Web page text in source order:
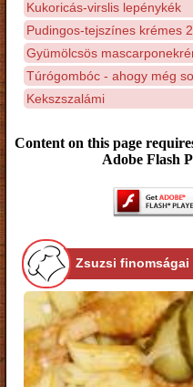
Kukoricás-virslis lepénykék
Pudingos-tejszínes krémes 2.
Gyümölcsös
Túrógombóc - ahogy még
Kekszszalámi
Content on this page
Adobe Flash
Zsuzsi finomságai